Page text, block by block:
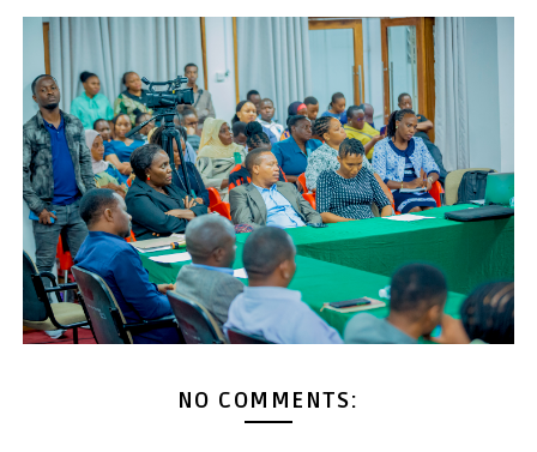
NO COMMENTS: